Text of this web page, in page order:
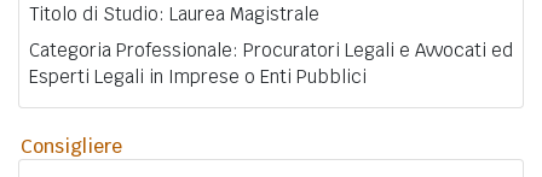
Titolo di Studio: Laurea Magistrale
Categoria Professionale: Procuratori Legali e Avvocati ed
Esperti Legali in Imprese o Enti Pubblici
Consigliere